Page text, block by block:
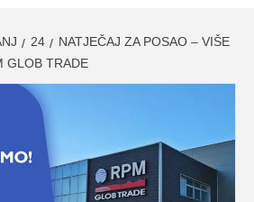
24
NATJEČAJ ZA POSAO – VIŠE
GLOB TRADE